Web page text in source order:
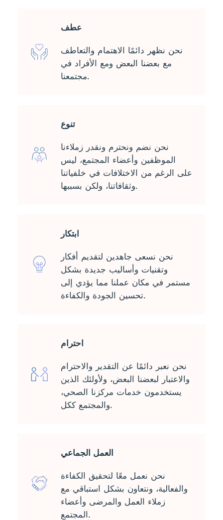
عطف
نحن نظهر دائمًا الاهتمام والتعاطف
مع بعضنا البعض ومع الأفراد في
مجتمعنا.
تنوع
نحن نضم ونحترم ونقدر زملاءنا
الموظفين وأعضاء المجتمع، ليس
على الرغم من الاختلافات في خلفياتنا
وثقافاتنا، ولكن بسببها.
ابتكار
نحن نسعى جاهدين لتقديم أفكار
وتقنيات وأساليب جديدة بشكل
مستمر في مكان عملنا مما يؤدي إلى
تحسين الجودة والكفاءة.
احترام
نحن نعبر دائمًا عن التقدير والاحترام
والاعتبار لبعضنا البعض، ولأولئك الذين
يستخدمون خدمات مركزنا الصحي،
والمجتمع ككل.
العمل الجماعي
نحن نعمل معًا لتحقيق الكفاءة
والفعالية، ونتعاون بشكل استباقي مع
زملاء العمل والمرضى وأعضاء
المجتمع.